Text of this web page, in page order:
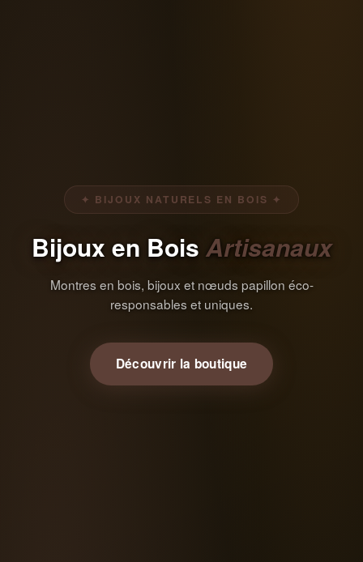
✦ BIJOUX NATURELS EN BOIS ✦
Bijoux en Bois Artisanaux
Montres en bois, bijoux et nœuds papillon éco-
responsables et uniques.
Découvrir la boutique